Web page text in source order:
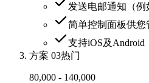
发送电邮通知（例
简单控制面板供您
支持iOS及Android
方案 03热门
80,000 - 140,000